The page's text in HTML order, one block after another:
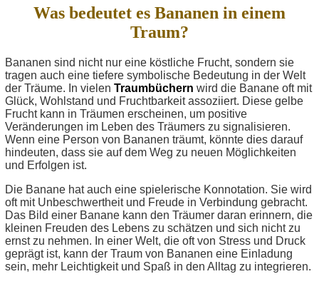
Was bedeutet es Bananen in einem
Traum?
Bananen sind nicht nur eine köstliche Frucht, sondern sie
tragen auch eine tiefere symbolische Bedeutung in der Welt
der Träume. In vielen Traumbüchern wird die Banane oft mit
Glück, Wohlstand und Fruchtbarkeit assoziiert. Diese gelbe
Frucht kann in Träumen erscheinen, um positive
Veränderungen im Leben des Träumers zu signalisieren.
Wenn eine Person von Bananen träumt, könnte dies darauf
hindeuten, dass sie auf dem Weg zu neuen Möglichkeiten
und Erfolgen ist.
Die Banane hat auch eine spielerische Konnotation. Sie wird
oft mit Unbeschwertheit und Freude in Verbindung gebracht.
Das Bild einer Banane kann den Träumer daran erinnern, die
kleinen Freuden des Lebens zu schätzen und sich nicht zu
ernst zu nehmen. In einer Welt, die oft von Stress und Druck
geprägt ist, kann der Traum von Bananen eine Einladung
sein, mehr Leichtigkeit und Spaß in den Alltag zu integrieren.